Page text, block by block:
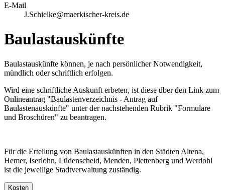
E-Mail
J.Schielke@maerkischer-kreis.de
Baulastauskünfte
Baulastauskünfte können, je nach persönlicher Notwendigkeit,
mündlich oder schriftlich erfolgen.
Wird eine schriftliche Auskunft erbeten, ist diese über den Link zum
Onlineantrag "Baulastenverzeichnis - Antrag auf
Baulastenauskünfte" unter der nachstehenden Rubrik "Formulare
und Broschüren" zu beantragen.
Für die Erteilung von Baulastauskünften in den Städten Altena,
Hemer, Iserlohn, Lüdenscheid, Menden, Plettenberg und Werdohl
ist die jeweilige Stadtverwaltung zuständig.
Kosten